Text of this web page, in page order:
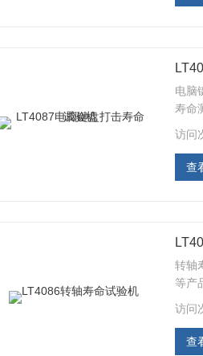
电脑
寿命
任
访问
查
转轴
等产
访问
查